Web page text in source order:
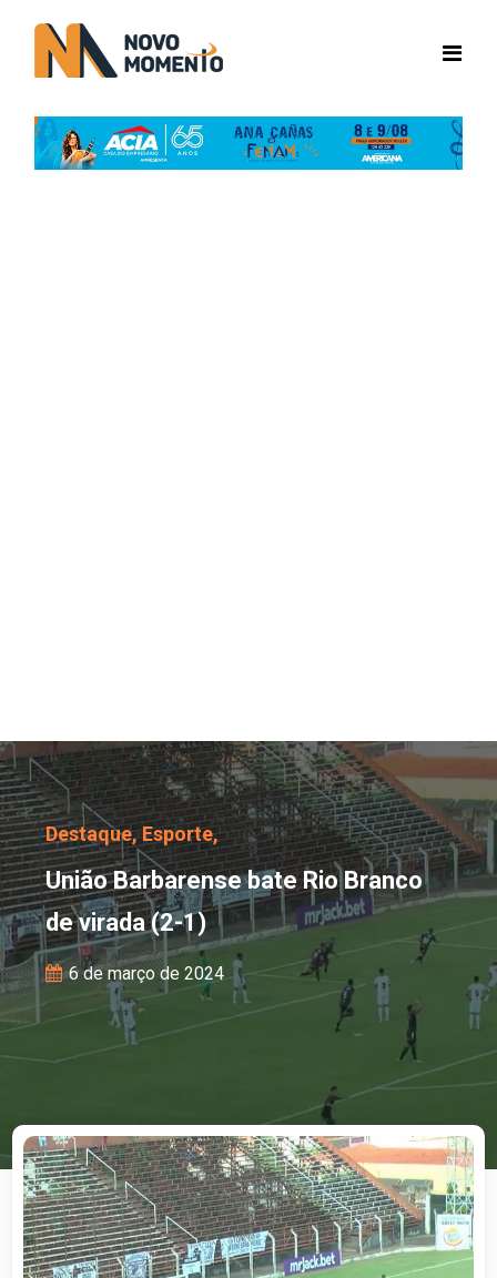
União Barbarense bate
Destaque,Esporte,
União Barbarense bate Rio Branco
de virada (2-1)
6 de março de 2024